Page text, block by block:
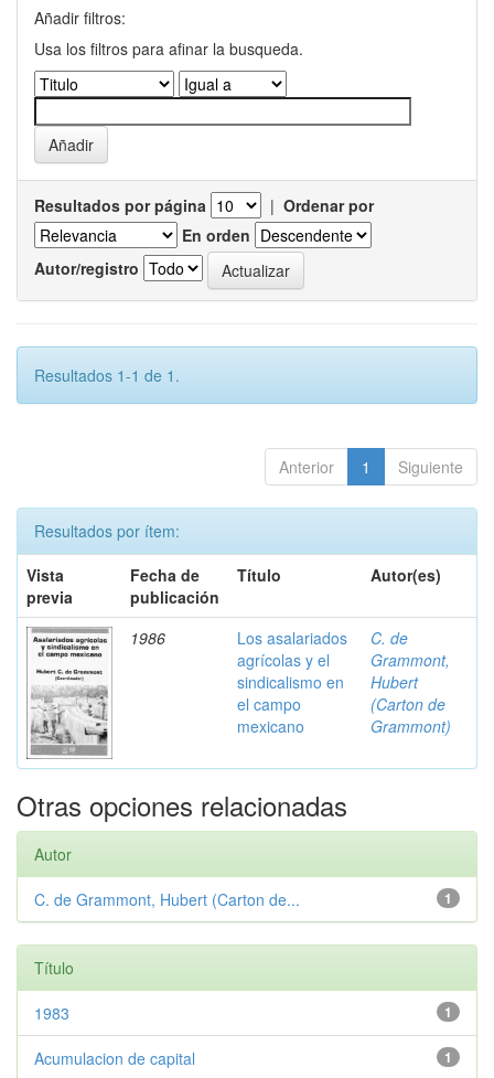
Añadir filtros:
Usa los filtros para afinar la busqueda.
Resultados por página | Ordenar por
En orden
Autor/registro
Resultados 1-1 de 1.
Anterior 1 Siguiente
Resultados por ítem:
Vista
previa
Fecha de
publicación
Título Autor(es)
1986
Los asalariados
agrícolas y el
sindicalismo en
el campo
mexicano
C. de
Grammont,
Hubert
(Carton de
Grammont)
Otras opciones relacionadas
Autor
1
C. de Grammont, Hubert (Carton de...
Título
1
1983
1
Acumulacion de capital